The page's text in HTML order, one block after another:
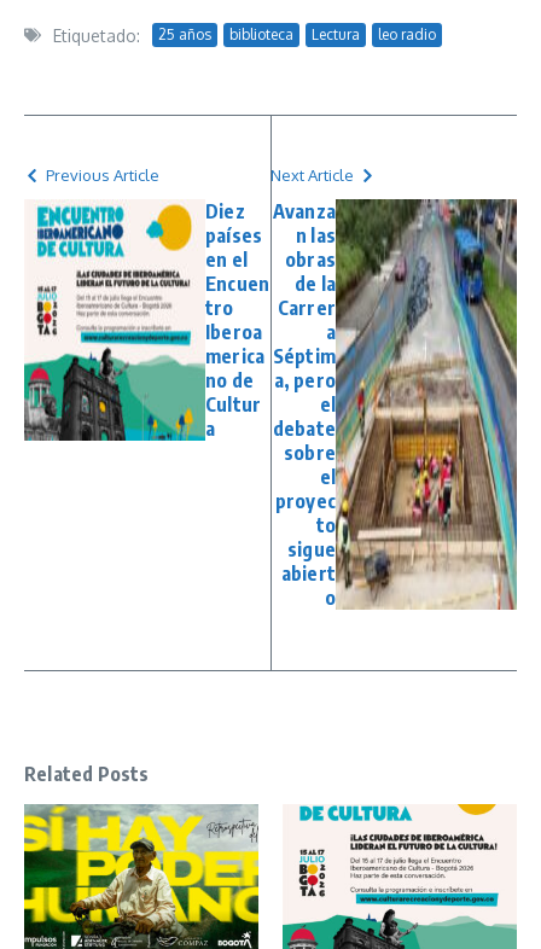
Etiquetado: 25 años biblioteca Lectura leo radio
Previous Article
Diez
países
en el
Encuen
tro
Iberoa
merica
no de
Cultur
a
Next Article
Avanza
n las
obras
de la
Carrer
a
Séptim
a, pero
el
debate
sobre
el
proyec
to
sigue
abiert
o
Related Posts